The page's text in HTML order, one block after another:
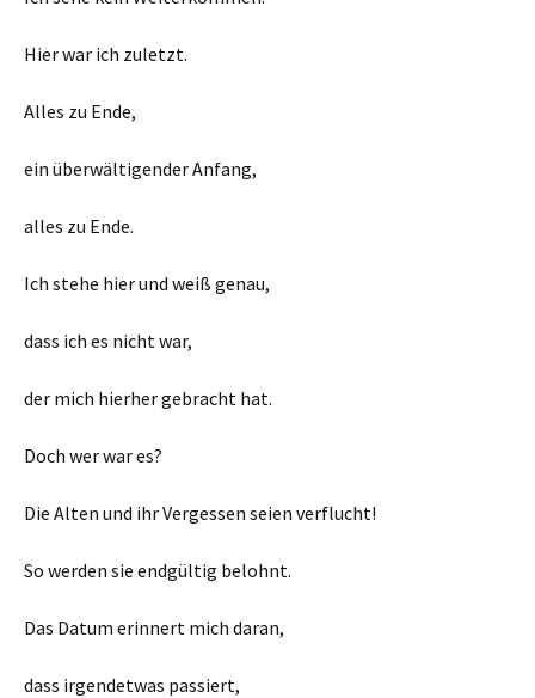
Hier war ich zuletzt.
Alles zu Ende,
ein überwältigender Anfang,
alles zu Ende.
Ich stehe hier und weiß genau,
dass ich es nicht war,
der mich hierher gebracht hat.
Doch wer war es?
Die Alten und ihr Vergessen seien verflucht!
So werden sie endgültig belohnt.
Das Datum erinnert mich daran,
dass irgendetwas passiert,